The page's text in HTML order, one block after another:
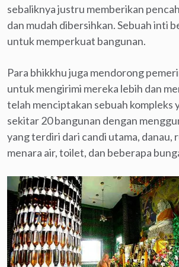
sebaliknya justru memberikan
dan mudah dibersihkan. Sebuah inti
untuk memperkuat bangunan.
Para bhikkhu juga mendorong
untuk mengirimi mereka lebih dan
telah menciptakan sebuah kompleks
sekitar 20 bangunan dengan
yang terdiri dari candi utama, danau,
menara air, toilet, dan beberapa